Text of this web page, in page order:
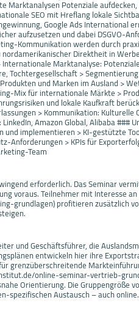
Potenziale aufdecken,
SEO mit Hreflang lokale
Google Ads International
aufzusetzen und dabei DSGVO-
Kommunikation werden durch
Direktheit in
Marktanalyse:
Tochtergesellschaft >
und Marken im Ausland >
Mix für internationale Märkte >
und lokale Kaufkraft
> Kommunikation: Kulturelle
Amazon Global, Alibaba ###
implementieren > KI-gestützte
Anforderungen > KPIs für
Team
erforderlich. Das Seminar
voraus. Teilnehmer mit Interesse
grundlagen) profitieren zusätzlich
und Geschäftsführer, die
entwickeln hier ihre
grenzüberschreitende
online-seminar-vertrieb-
Orientierung. Die Gruppengröße
spezifischen Austausch – auch online.